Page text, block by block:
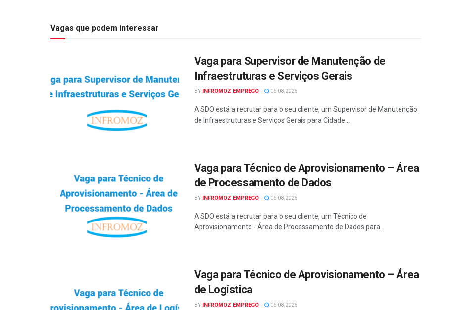
Vagas que podem interessar
Vaga para Supervisor de Manutenção de
Infraestruturas e Serviços Gerais
BY INFROMOZ EMPREGO 06.08.2026
A SDO está a recrutar para o seu cliente, um Supervisor de Manutenção
de Infraestruturas e Serviços Gerais para Cidade...
Vaga para Técnico de Aprovisionamento – Área
de Processamento de Dados
BY INFROMOZ EMPREGO 06.08.2026
A SDO está a recrutar para o seu cliente, um Técnico de
Aprovisionamento - Área de Processamento de Dados para...
Vaga para Técnico de Aprovisionamento – Área
de Logística
BY INFROMOZ EMPREGO 06.08.2026